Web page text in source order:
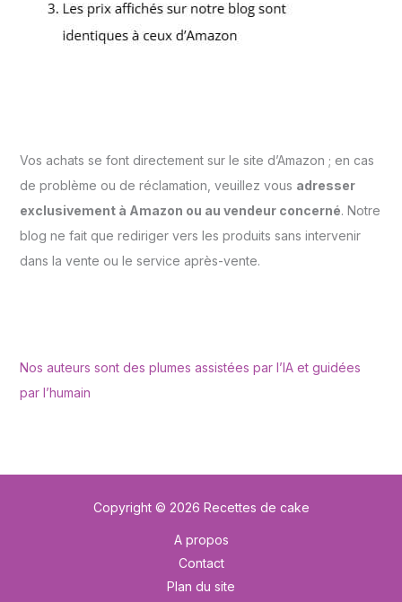
Vos achats se font directement sur le site d’Amazon ; en cas
de problème ou de réclamation, veuillez vous adresser
exclusivement à Amazon ou au vendeur concerné. Notre
blog ne fait que rediriger vers les produits sans intervenir
dans la vente ou le service après-vente.
Nos auteurs sont des plumes assistées par l’IA et guidées
par l’humain
Copyright © 2026 Recettes de cake
A propos
Contact
Plan du site